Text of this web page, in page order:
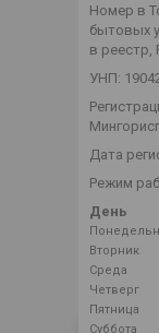
Номер в
бытовых
в реестр,
УНП:
Дата
Режим
День
Вторник
Среда
Четверг
Пятница
Суббота